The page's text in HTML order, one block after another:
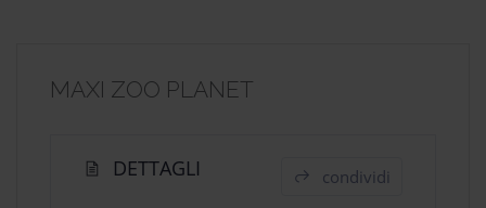
MAXI ZOO PLANET
DETTAGLI condividi